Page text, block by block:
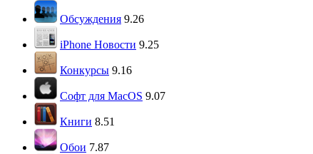
Обсуждения 9.26
iPhone Новости 9.25
Конкурсы 9.16
Софт для MacOS 9.07
Книги 8.51
Обои 7.87